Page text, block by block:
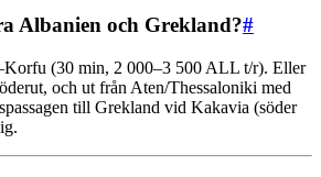
Albanien och Grekland?#
(30 min, 2 000–3 500 ALL t/r). Eller
och ut från Aten/Thessaloniki med
till Grekland vid Kakavia (söder